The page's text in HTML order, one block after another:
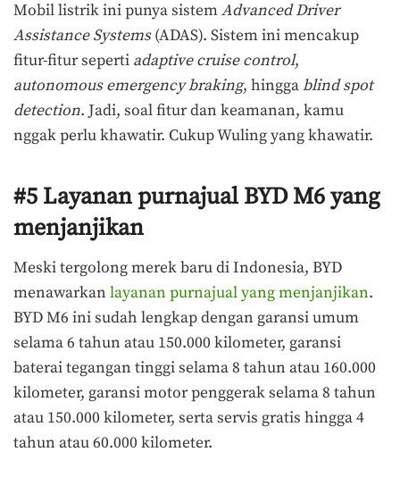
Mobil listrik ini punya sistemAdvanced Driver
Assistance Systems(ADAS). Sistem ini mencakup
fitur-fitur seperti adaptive cruise control,
autonomous emergency braking, hinggablind spot
detection. Jadi, soal fitur dan keamanan, kamu
nggak perlu khawatir. Cukup Wuling yang khawatir.
#5 Layanan purnajual BYD M6 yang
menjanjikan
Meski tergolong merek baru di Indonesia, BYD
menawarkan layanan purnajual yang menjanjikan.
BYD M6 ini sudah lengkap dengan garansi umum
selama 6 tahun atau 150.000 kilometer, garansi
baterai tegangan tinggi selama 8 tahun atau 160.000
kilometer, garansi motor penggerak selama 8 tahun
atau 150.000 kilometer, serta servis gratis hingga 4
tahun atau 60.000 kilometer.